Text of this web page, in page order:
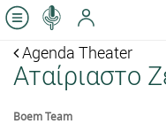
Agenda Theater
Αταίριαστο
Boem Team